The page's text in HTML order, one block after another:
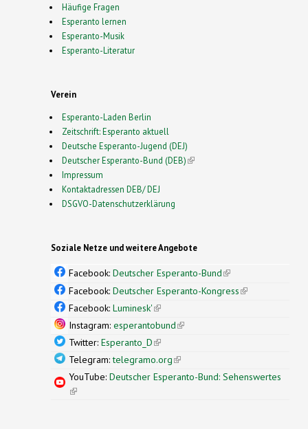
Häufige Fragen
Esperanto lernen
Esperanto-Musik
Esperanto-Literatur
Verein
Esperanto-Laden Berlin
Zeitschrift: Esperanto aktuell
Deutsche Esperanto-Jugend (DEJ)
Deutscher Esperanto-Bund (DEB)(link is external)
Impressum
Kontaktadressen DEB/ DEJ
DSGVO-Datenschutzerklärung
Soziale Netze und weitere Angebote
Facebook: Deutscher Esperanto-Bund(link is
external)
Facebook: Deutscher Esperanto-Kongress(link is
Facebook: Luminesk'(link is external)
Instagram: esperantobund(link is external)
Twitter: Esperanto_D(link is external)
Telegram:telegramo.org(link is external)
YouTube: Deutscher Esperanto-Bund: Sehenswertes
(link is external)